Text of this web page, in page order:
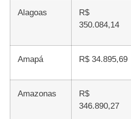
Alagoas
R$
350.084,14
Amapá R$ 34.895,69
Amazonas
R$
346.890,27